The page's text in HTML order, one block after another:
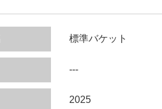
標準バケット
---
2025